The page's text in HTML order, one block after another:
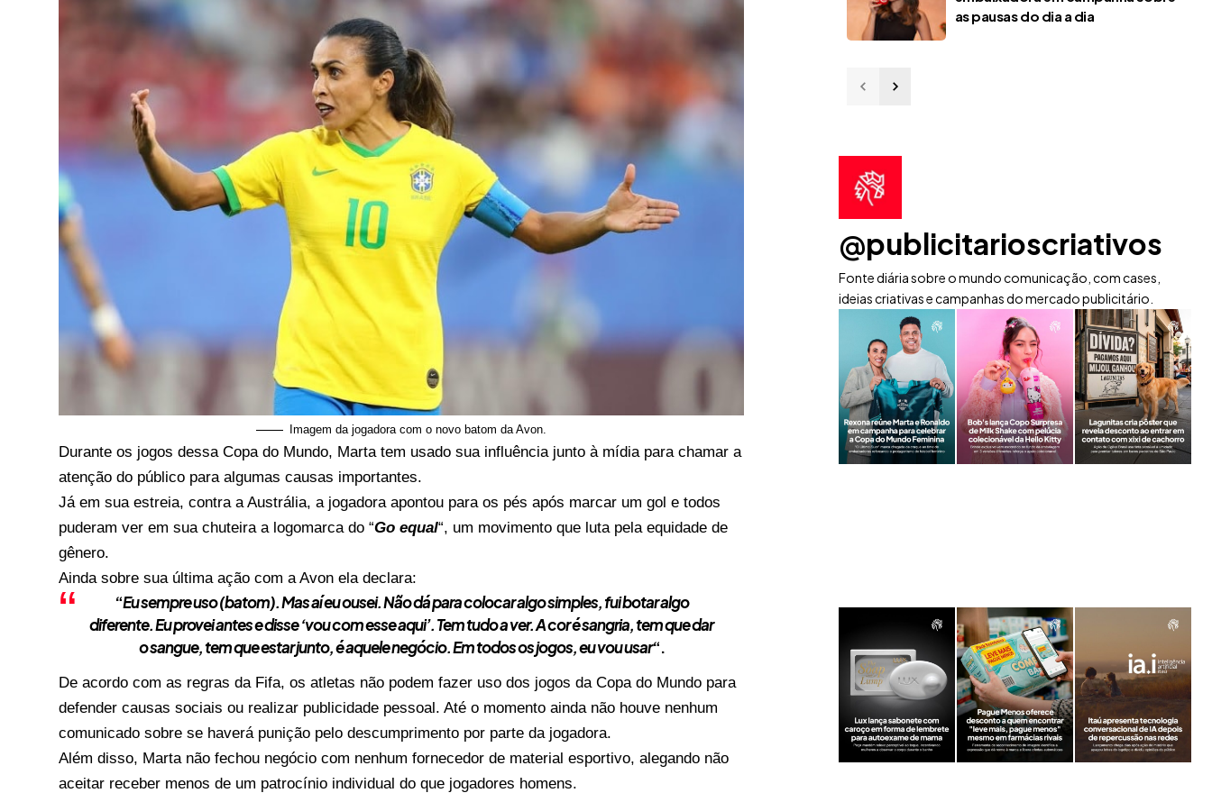
Imagem da jogadora com o novo batom da Avon.
Durante os jogos dessa Copa do Mundo, Marta tem usado sua influência junto à mídia para chamar a
atenção do público para algumas causas importantes.
Já em sua estreia, contra a Austrália, a jogadora apontou para os pés após marcar um gol e todos
puderam ver em sua chuteira a logomarca do “Go equal“, um movimento que luta pela equidade de
gênero.
Ainda sobre sua última ação com a Avon ela declara:
“Eu sempre uso (batom). Mas aí eu ousei. Não dá para colocar algo simples, fui botar algo
diferente. Eu provei antes e disse ‘vou com esse aqui’. Tem tudo a ver. A cor é sangria, tem que dar
o sangue, tem que estar junto, é aquele negócio. Em todos os jogos, eu vou usar“.
De acordo com as regras da Fifa, os atletas não podem fazer uso dos jogos da Copa do Mundo para
defender causas sociais ou realizar publicidade pessoal. Até o momento ainda não houve nenhum
comunicado sobre se haverá punição pelo descumprimento por parte da jogadora.
Além disso, Marta não fechou negócio com nenhum fornecedor de material esportivo, alegando não
aceitar receber menos de um patrocínio individual do que jogadores homens.
as pausas do dia a dia
@publicitarioscriativos
Fonte diária sobre o mundo comunicação, com cases,
ideias criativas e campanhas do mercado publicitário.